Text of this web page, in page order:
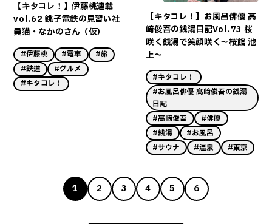
【キタコレ！】伊藤桃連載
vol.62 銚子電鉄の見習い社
員猫・なかのさん（仮）
#伊藤桃 #電車
#旅
#鉄道
#グルメ
#キタコレ！
【キタコレ！】お風呂俳優 髙
﨑俊吾の銭湯日記Vol.73 桜
咲く銭湯で笑顔咲く～桜館 池
上～
#キタコレ！
#お風呂俳優 髙﨑俊吾の銭湯
日記
#髙﨑俊吾
#俳優
#銭湯
#お風呂
#サウナ
#温泉 #東京
1 2 3 4 5 6